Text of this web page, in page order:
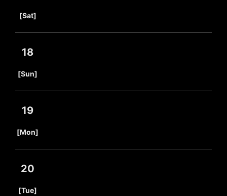
[Sat]
18
[Sun]
19
[Mon]
20
[Tue]